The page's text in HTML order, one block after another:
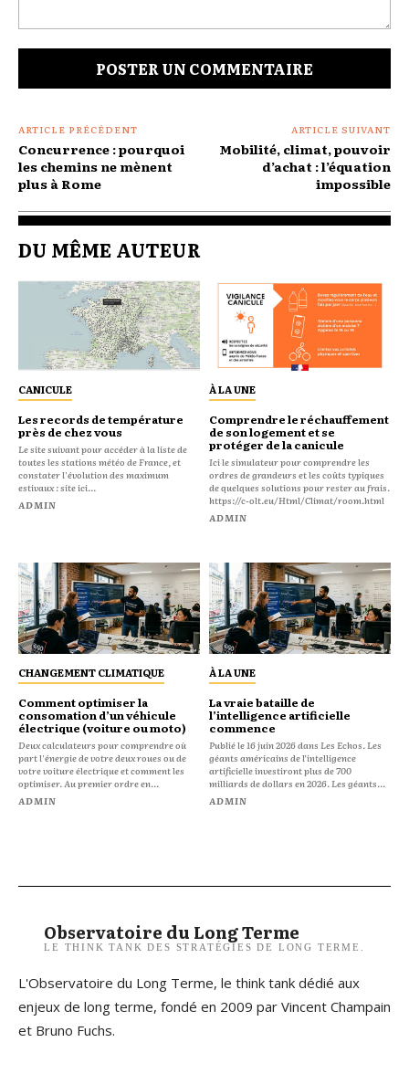
ARTICLE PRÉCÉDENT
Concurrence : pourquoi
les chemins ne mènent
plus à Rome
ARTICLE SUIVANT
Mobilité, climat, pouvoir
d’achat : l’équation
impossible
DU MÊME AUTEUR
CANICULE
Les records de température
près de chez vous
Le site suivant pour accéder à la liste de
toutes les stations météo de France, et
constater l'évolution des maximum
estivaux : site ici...
ADMIN
À LA UNE
Comprendre le réchauffement
de son logement et se
protéger de la canicule
Ici le simulateur pour comprendre les
ordres de grandeurs et les coûts typiques
de quelques solutions pour rester au frais.
https://c-olt.eu/Html/Climat/room.html
ADMIN
CHANGEMENT CLIMATIQUE
Comment optimiser la
consomation d’un véhicule
électrique (voiture ou moto)
Deux calculateurs pour comprendre où
part l'énergie de votre deux roues ou de
votre voiture électrique et comment les
optimiser. Au premier ordre en...
ADMIN
À LA UNE
La vraie bataille de
l’intelligence artificielle
commence
Publié le 16 juin 2026 dans Les Echos. Les
géants américains de l’intelligence
artificielle investiront plus de 700
milliards de dollars en 2026. Les géants...
ADMIN
Observatoire du Long Terme
LE THINK TANK DES STRATÉGIES DE LONG TERME.
L'Observatoire du Long Terme, le think tank dédié aux
enjeux de long terme, fondé en 2009 par Vincent Champain
et Bruno Fuchs.